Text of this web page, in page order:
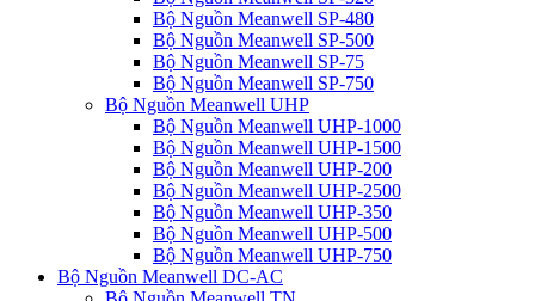
Bộ Nguồn Meanwell SP-480
Bộ Nguồn Meanwell SP-500
Bộ Nguồn Meanwell SP-75
Bộ Nguồn Meanwell SP-750
Bộ Nguồn Meanwell UHP
Bộ Nguồn Meanwell UHP-1000
Bộ Nguồn Meanwell UHP-1500
Bộ Nguồn Meanwell UHP-200
Bộ Nguồn Meanwell UHP-2500
Bộ Nguồn Meanwell UHP-350
Bộ Nguồn Meanwell UHP-500
Bộ Nguồn Meanwell UHP-750
Bộ Nguồn Meanwell DC-AC